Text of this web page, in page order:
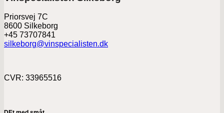
Priorsvej 7C
8600 Silkeborg
+45 73707841
silkeborg@vinspecialisten.dk
CVR: 33965516